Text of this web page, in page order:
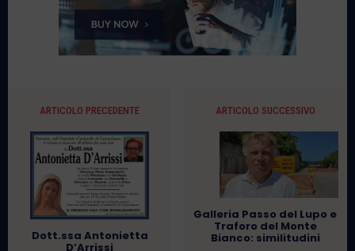
ARTICOLO PRECEDENTE
Dott.ssa Antonietta
D’Arrissi
ARTICOLO SUCCESSIVO
Galleria Passo del Lupo e
Traforo del Monte
Bianco: similitudini